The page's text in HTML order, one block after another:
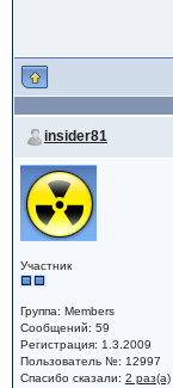
insider81
Участник
Группа: Members
Сообщений: 59
Регистрация: 1.3.2009
Пользователь №: 12997
Спасибо сказали: 2 раз(а)